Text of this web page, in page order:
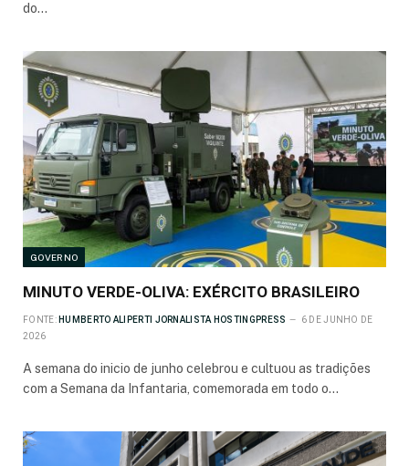
do…
GOVERNO
MINUTO VERDE-OLIVA: EXÉRCITO BRASILEIRO
FONTE: HUMBERTO ALIPERTI JORNALISTA HOSTINGPRESS
6 DE JUNHO DE
2026
A semana do inicio de junho celebrou e cultuou as tradições
com a Semana da Infantaria, comemorada em todo o…